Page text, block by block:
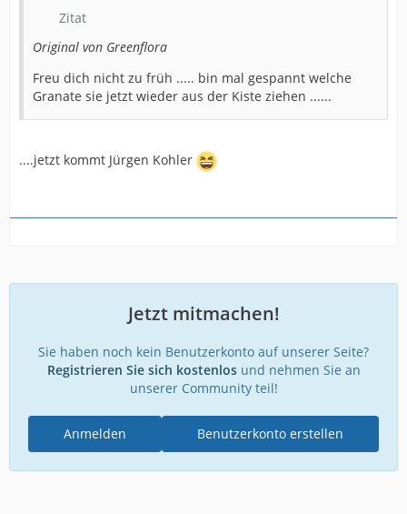
Zitat
Original von Greenflora
Freu dich nicht zu früh ..... bin mal gespannt welche
Granate sie jetzt wieder aus der Kiste ziehen ......
....jetzt kommt Jürgen Kohler
Jetzt mitmachen!
Sie haben noch kein Benutzerkonto auf unserer Seite?
Registrieren Sie sich kostenlosund nehmen Sie an
unserer Community teil!
Benutzerkonto erstellen
Anmelden